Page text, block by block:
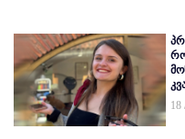
18